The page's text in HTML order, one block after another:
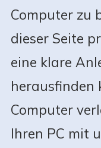
Computer zu
dieser Seite
eine klare
herausfinden
Computer
Ihren PC mit